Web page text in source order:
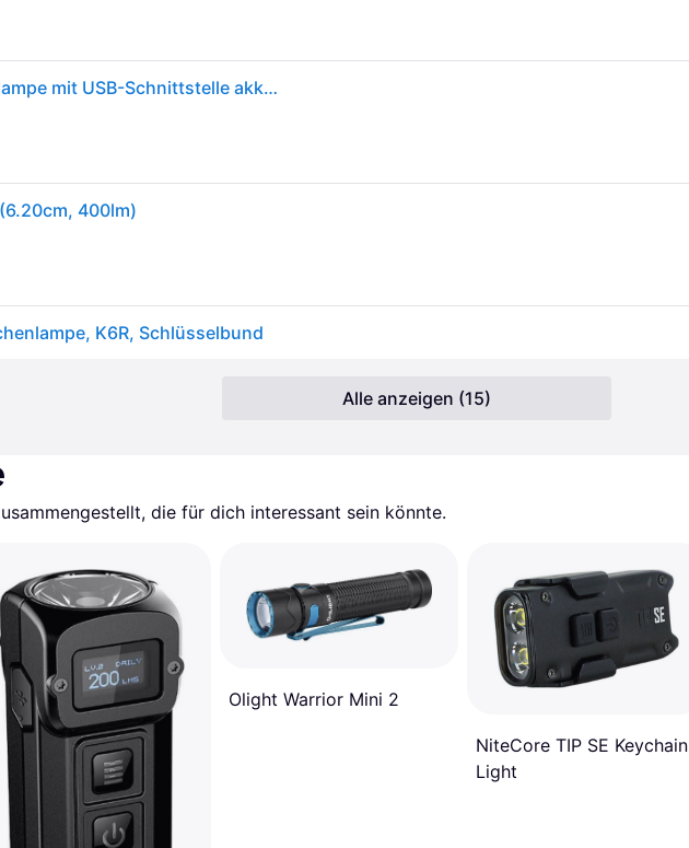
Ledlenser K6R safety LED Stablampe mit USB-Schnittstelle akkubetrieben 400 lm 32 g
400lm)
K6R, Schlüsselbund
Alle anzeigen (15)
die für dich interessant sein könnte.
Olight Warrior Mini 2
NiteCore TIP SE Keychain
Light